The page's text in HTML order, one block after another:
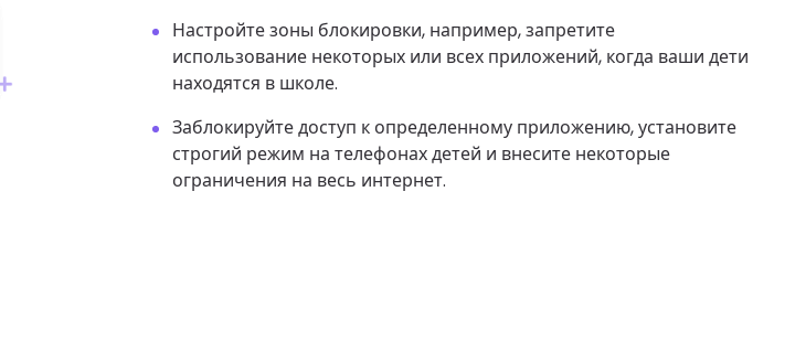
Настройте зоны блокировки, например, запретите
использование некоторых или всех приложений, когда ваши дети
находятся в школе.
Заблокируйте доступ к определенному приложению, установите
строгий режим на телефонах детей и внесите некоторые
ограничения на весь интернет.